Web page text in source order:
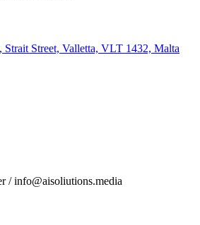
Street, Valletta, VLT 1432, Malta
/info@aisoliutions.media